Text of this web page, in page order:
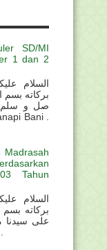
SD/MI
1 dan 2
السلام
بركاته بسم
صل و سلم
Madrasah
Tahun
السلام
بركاته
على